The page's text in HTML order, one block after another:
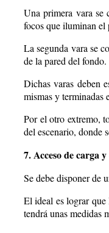
Una primera vara se
focos que iluminan el
La segunda vara se
de la pared del fondo.
Dichas varas deben
mismas y terminadas
Por el otro extremo,
del escenario, donde
7. Acceso de carga
Se debe disponer de
El ideal es lograr que
tendrá unas medidas